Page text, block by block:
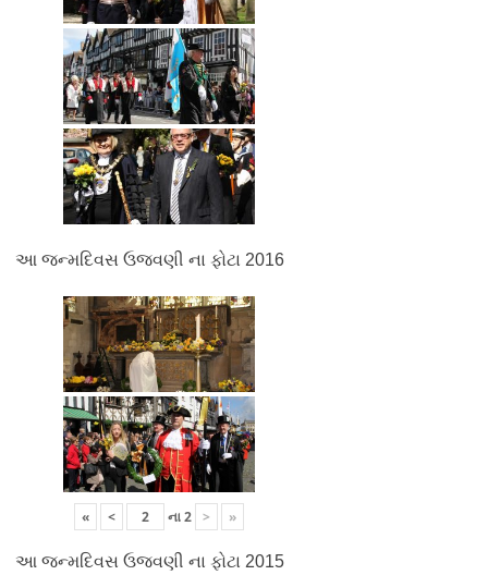
આ જન્મદિવસ ઉજવણી ના ફોટા 2016
« < ના2 > »
આ જન્મદિવસ ઉજવણી ના ફોટા 2015